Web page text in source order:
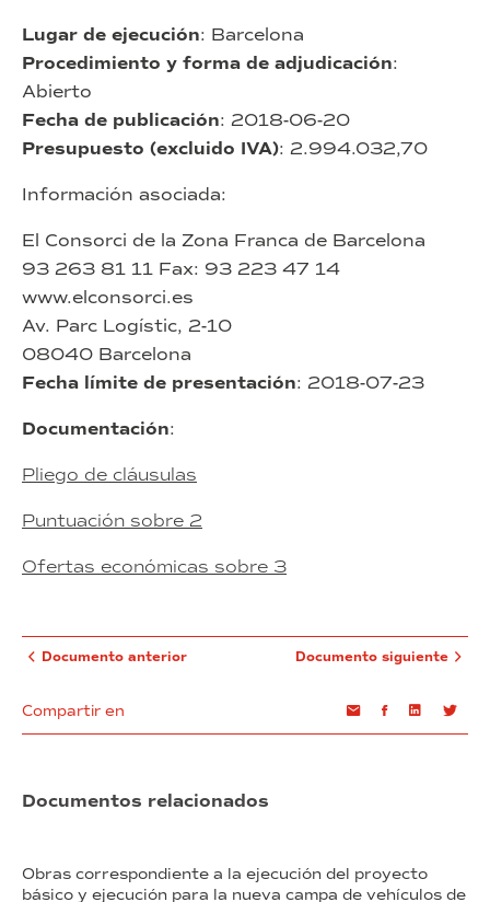
Lugar de ejecución: Barcelona
Procedimiento y forma de adjudicación:
Abierto
Fecha de publicación: 2018-06-20
Presupuesto (excluido IVA): 2.994.032,70
Información asociada:
El Consorci de la Zona Franca de Barcelona
93 263 81 11 Fax: 93 223 47 14
www.elconsorci.es
Av. Parc Logístic, 2-10
08040 Barcelona
Fecha límite de presentación: 2018-07-23
Documentación:
Pliego de cláusulas
Puntuación sobre 2
Ofertas económicas sobre 3
Documento anterior
Compartir en EmailFacebookLinkedin
Documento siguiente
Documentos relacionados
Obras correspondiente a la ejecución del proyecto
básico y ejecución para la nueva campa de vehículos de